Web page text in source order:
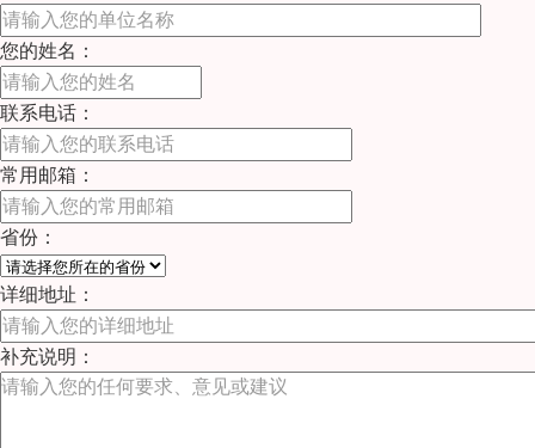
您的姓名：
联系电话：
常用邮箱：
省份：
详细地址：
补充说明：